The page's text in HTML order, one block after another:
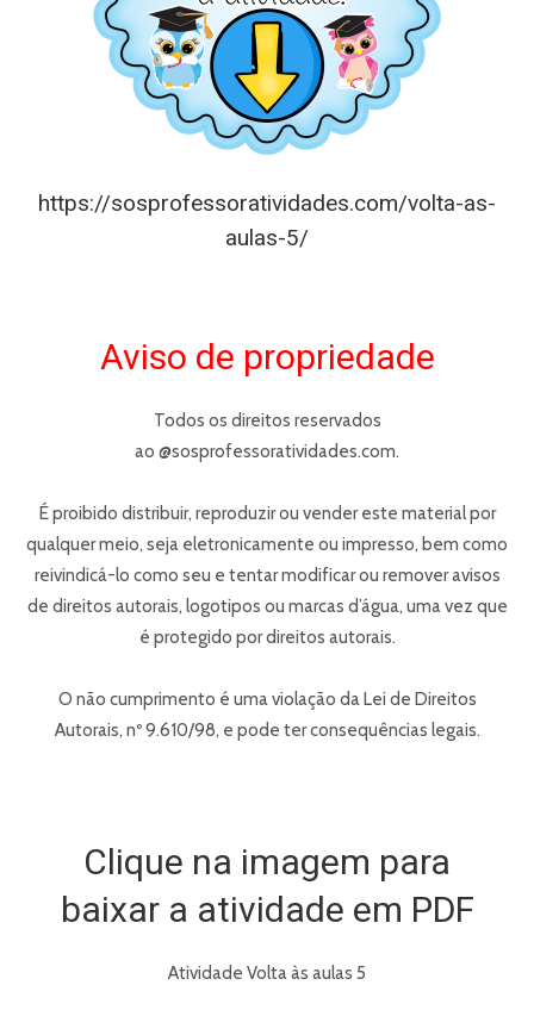
https://sosprofessoratividades.com/volta-as-
aulas-5/
Aviso de propriedade
Todos os direitos reservados
ao @sosprofessoratividades.com.
É proibido distribuir, reproduzir ou vender este material por
qualquer meio, seja eletronicamente ou impresso, bem como
reivindicá-lo como seu e tentar modificar ou remover avisos
de direitos autorais, logotipos ou marcas d’água, uma vez que
é protegido por direitos autorais.
O não cumprimento é uma violação da Lei de Direitos
Autorais, nº 9.610/98, e pode ter consequências legais.
Clique na imagem para
baixar a atividade em PDF
Atividade Volta às aulas 5